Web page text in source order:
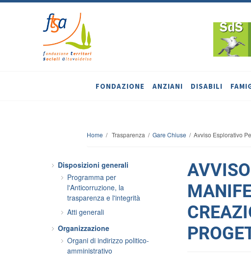
FONDAZIONE ANZIANI DISABILI
Home / Trasparenza / Gare Chiuse / Avviso Esplorativo
Disposizioni generali
Programma per
l'Anticorruzione, la
trasparenza e l'integrità
Atti generali
Organizzazione
Organi di indirizzo politico-
amministrativo